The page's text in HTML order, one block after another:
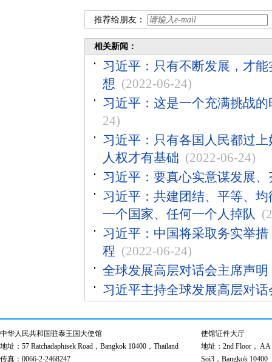
推荐给朋友：
相关新闻：
习近平：只有不断发展，才
想 (2022-06-24)
习近平：这是一个充满挑战
24)
习近平：只有各国人民都过
人权才有基础 (2022-06-24)
习近平：要真心实意谋发展
习近平：共建团结、平等、
一个国家、任何一个人掉队
习近平：中国将采取务实举
程 (2022-06-24)
全球发展高层对话会主席声明
习近平主持全球发展高层对
中华人民共和国驻泰王国大使馆
地址：57 Ratchadaphisek Road，Bangkok 10400，Thailand
传真：0066-2-2468247
使馆证件大厅
地址：2nd Floor， AA
Soi3，Bangkok 10400